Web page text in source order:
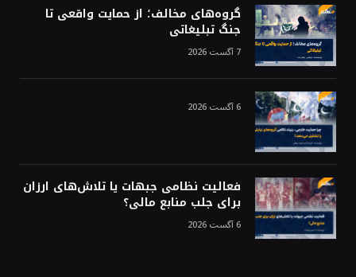
گروه‌های مخالف؛ از حمایت واقعی تا
جنگ تبلیغاتی
7 آگست 2026
6 آگست 2026
فعالیت نظامی جبهات یا تلاش‌های ارزان
برای جلب منابع مالی؟
6 آگست 2026